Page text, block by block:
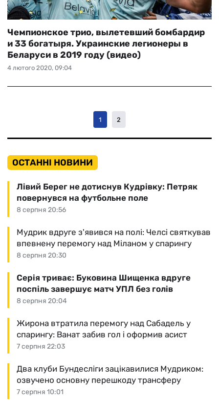
4 лютого 2020, 09:04
Чемпионское трио, вылетевший бомбардир
и 33 богатыря. Украинские легионеры в
Беларуси в 2019 году (видео)
1 2
ОСТАННІ НОВИНИ
8 серпня 20:56
Лівий Берег не дотиснув Кудрівку: Петряк
повернувся на футбольне поле
8 серпня 20:30
Мудрик вдруге з'явився на полі: Челсі святкував
впевнену перемогу над Міланом у спарингу
8 серпня 20:04
Серія триває: Буковина Шищенка вдруге
поспіль завершує матч УПЛ без голів
7 серпня 22:03
Жирона втратила перемогу над Сабадель у
спарингу: Ванат забив гол і оформив асист
7 серпня 10:01
Два клуби Бундесліги зацікавилися Мудриком:
озвучено основну перешкоду трансферу